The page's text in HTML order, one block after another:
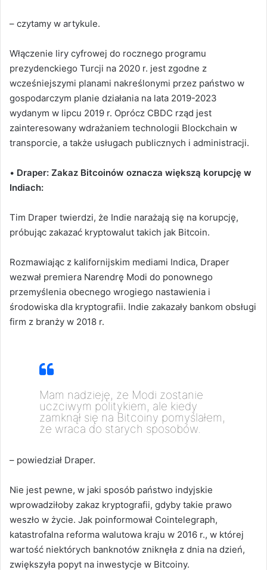
– czytamy w artykule.
Włączenie liry cyfrowej do rocznego programu
prezydenckiego Turcji na 2020 r. jest zgodne z
wcześniejszymi planami nakreślonymi przez państwo w
gospodarczym planie działania na lata 2019-2023
wydanym w lipcu 2019 r. Oprócz CBDC rząd jest
zainteresowany wdrażaniem technologii Blockchain w
transporcie, a także usługach publicznych i administracji.
• Draper: Zakaz Bitcoinów oznacza większą korupcję w
Indiach:
Tim Draper twierdzi, że Indie narażają się na korupcję,
próbując zakazać kryptowalut takich jak Bitcoin.
Rozmawiając z kalifornijskim mediami Indica, Draper
wezwał premiera Narendrę Modi do ponownego
przemyślenia obecnego wrogiego nastawienia i
środowiska dla kryptografii. Indie zakazały bankom obsługi
firm z branży w 2018 r.
Mam nadzieję, że Modi zostanie
uczciwym politykiem, ale kiedy
zamknął się na Bitcoiny pomyślałem,
że wraca do starych sposobów.
– powiedział Draper.
Nie jest pewne, w jaki sposób państwo indyjskie
wprowadziłoby zakaz kryptografii, gdyby takie prawo
weszło w życie. Jak poinformował Cointelegraph,
katastrofalna reforma walutowa kraju w 2016 r., w której
wartość niektórych banknotów zniknęła z dnia na dzień,
zwiększyła popyt na inwestycje w Bitcoiny.